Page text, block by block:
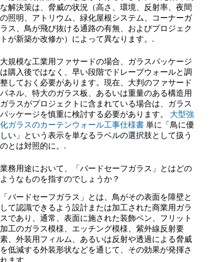
な解決策は、脅威の状況（高さ、環境、反射率、夜間
の照明、アトリウム、緑化屋根システム、コーナーガ
ラス、鳥が飛び抜ける通路の有無、およびプロジェク
トが新築か改修か）によって異なります。.
大規模な工業用ファサードの場合、ガラスパッケージ
は購入後ではなく、早い段階でドレープウォールと調
整しておく必要があります。現在、大判のファサード
パネル、特大のガラス板、あるいは重量のある構造用
ガラスがプロジェクトに含まれている場合は、ガラス
パッケージを慎重に検討する必要があります。 大型強
化ガラスのカーテンウォール工事仕様書 単に「鳥に優
しい」という表示を単なるラベルの選択肢として扱う
のとは対照的に。.
業務用途において、「バードセーフガラス」とはどの
ようなものを指すのでしょうか？
「バードセーフガラス」とは、鳥がその表面を障壁と
して認識できるよう設計または加工された商業用ガラ
スであり、通常、表面に施された装飾ペン、フリット
加工のガラス模様、エッチング模様、紫外線反射要
素、外装用フィルム、あるいは反射や透過による脅威
を低減する外装形状などを通じて、その効果が発揮さ